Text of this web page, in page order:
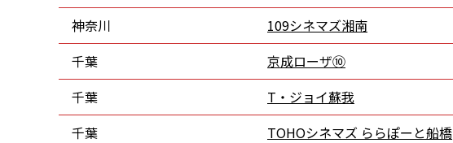
神奈川
109シネマズ湘南
千葉
京成ローザ⑩
千葉
T・ジョイ蘇我
千葉
TOHOシネマズ ららぽーと船橋